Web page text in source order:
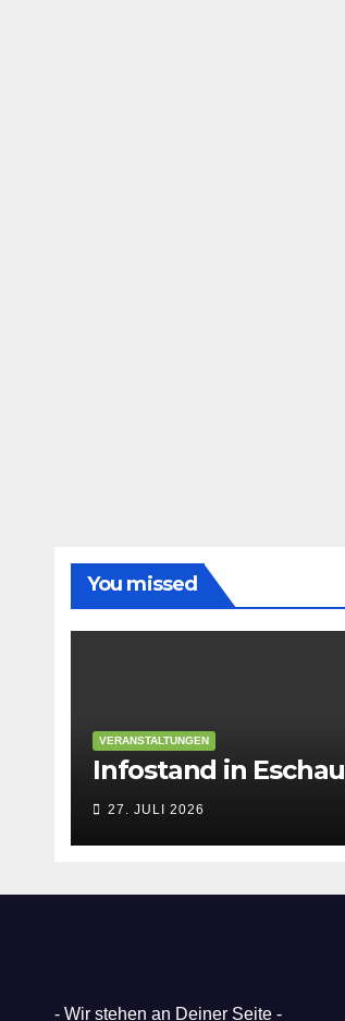
You missed
VERANSTALTUNGEN
Infostand in Eschau
27. JULI 2026
- Wir stehen an Deiner Seite -